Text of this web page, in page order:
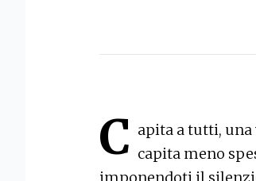
C apita a tutti, una
capita meno